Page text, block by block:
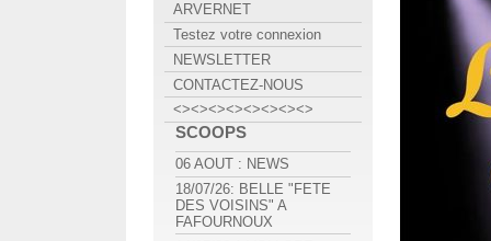
ARVERNET
Testez votre connexion
NEWSLETTER
CONTACTEZ-NOUS
<><><><><><><><>
SCOOPS
06 AOUT : NEWS
18/07/26: BELLE "FETE
DES VOISINS" A
FAFOURNOUX